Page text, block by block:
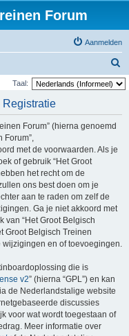
Forum
Aanmelden
o
Taal:
Registratie
Forum” (hierna genoemd
Forum”,
met de voorwaarden. Als je
of gebruik “Het Groot
het recht om de
ons best doen om je
aan te raden om zelf de
Ga je niet akkoord met
van “Het Groot Belgisch
Groot Belgisch Treinen
wijzigingen en of toevoegingen.
die is
v2” (hierna “GPL”) en kan
de Nederlandstalige website
discussies
voor wat wordt toegestaan of
Meer informatie over